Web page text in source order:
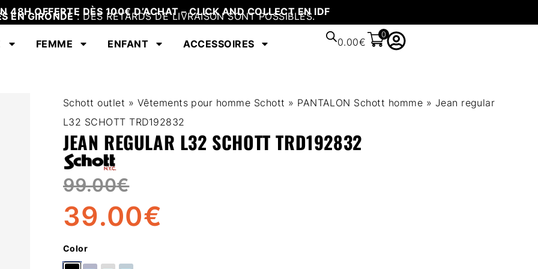
48H OFFERTE DÈS 100€ D’ACHAT – CLICK AND COLLECT EN IDF
EN GIRONDE: DES RETARDS DE LIVRAISON SONT POSSIBLES.
FEMME ENFANT ACCESSOIRES 0.00€
0
Schott outlet » Vêtements pour homme Schott » PANTALON Schott homme » Jean regular
L32 SCHOTT TRD192832
JEAN REGULAR L32 SCHOTT TRD192832
99.00€
39.00€
Color